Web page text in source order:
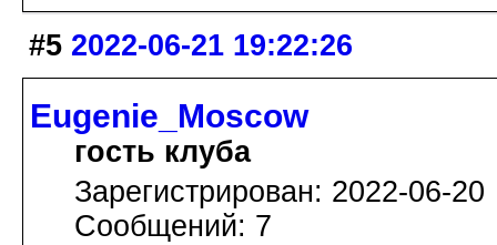
#5 2022-06-21 19:22:26
Eugenie_Moscow
гость клуба
Зарегистрирован: 2022-06-20
Сообщений: 7